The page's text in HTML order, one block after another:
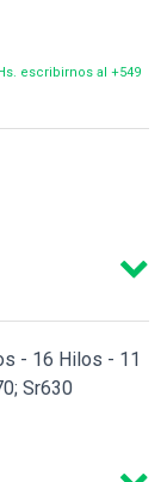
escribirnos al +549
- 16 Hilos - 11
Sr630